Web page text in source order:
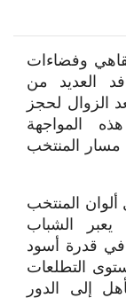
وفضاءات
العديد من
الزوال لحجز
المواجهة
المنتخب
ألوان المنتخب
يعبر الشباب
قدرة أسود
التطلعات
إلى الدور